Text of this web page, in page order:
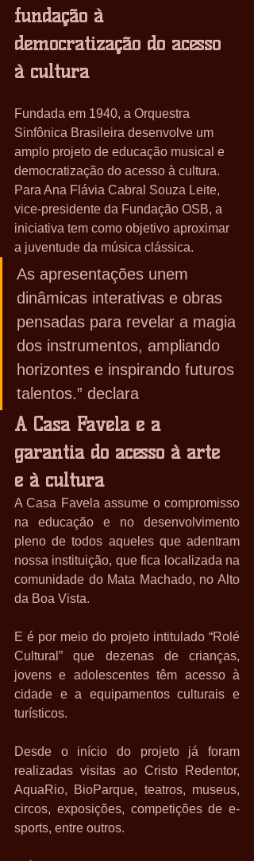
fundação à
democratização do acesso
à cultura
Fundada em 1940, a Orquestra
Sinfônica Brasileira desenvolve um
amplo projeto de educação musical e
democratização do acesso à cultura.
Para Ana Flávia Cabral Souza Leite,
vice-presidente da Fundação OSB, a
iniciativa tem como objetivo aproximar
a juventude da música clássica.
As apresentações unem
dinâmicas interativas e obras
pensadas para revelar a magia
dos instrumentos, ampliando
horizontes e inspirando futuros
talentos.” declara.
A Casa Favela e a
garantia do acesso à arte
e à cultura
A Casa Favela assume o compromisso
na educação e no desenvolvimento
pleno de todos aqueles que adentram
nossa instituição, que fica localizada na
comunidade do Mata Machado, no Alto
da Boa Vista.
E é por meio do projeto intitulado “Rolé
Cultural” que dezenas de crianças,
jovens e adolescentes têm acesso à
cidade e a equipamentos culturais e
turísticos.
Desde o início do projeto já foram
realizadas visitas ao Cristo Redentor,
AquaRio, BioParque, teatros, museus,
circos, exposições, competições de e-
sports, entre outros.